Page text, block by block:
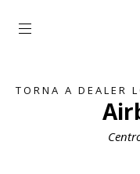
TORNA A DEALER